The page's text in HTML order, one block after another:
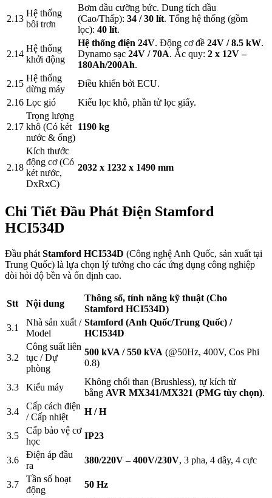
2.13
Hệ thống
bôi trơn
Bơm dầu cưỡng bức. Dung tích dầu
(Cao/Thấp): 34 / 30 lít. Tổng hệ thống (gồm
lọc): 40 lít.
2.14
Hệ thống
khởi động
Hệ thống điện 24V. Động cơ đề 24V / 8.5 kW.
Dynamo sạc 24V / 70A. Ắc quy: 2 x 12V –
180Ah/200Ah.
2.15
Hệ thống
dừng máy
Điều khiển bởi ECU.
2.16 Lọc gió Kiểu lọc khô, phần tử lọc giấy.
2.17
Trọng lượng
khô (Có két
nước & ống)
1190 kg
2.18
Kích thước
động cơ (Có
két nước,
DxRxC)
2032 x 1232 x 1490 mm
Chi Tiết Đầu Phát Điện Stamford
HCI534D
Đầu phát Stamford HCI534D (Công nghệ Anh Quốc, sản xuất tại
Trung Quốc) là lựa chọn lý tưởng cho các ứng dụng công nghiệp
đòi hỏi độ bền và ổn định cao.
Stt Nội dung
Thông số, tính năng kỹ thuật (Cho
Stamford HCI534D)
3.1
Nhà sản xuất /
Model
Stamford (Anh Quốc/Trung Quốc) /
HCI534D
3.2
Công suất liên
tục / Dự
phòng
500 kVA / 550 kVA (@50Hz, 400V, Cos Phi
0.8)
3.3 Kiểu máy
Không chổi than (Brushless), tự kích từ
bằng AVR MX341/MX321 (PMG tùy chọn).
3.4
Cấp cách điện
/ Cấp nhiệt
H / H
3.5
Cấp bảo vệ cơ
học
IP23
3.6
Điện áp đầu
ra
380/220V – 400V/230V, 3 pha, 4 dây, 4 cực
3.7
Tần số hoạt
động
50 Hz